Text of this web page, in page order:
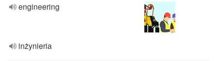
engineering
inżynieria